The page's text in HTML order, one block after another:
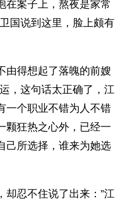
在案子上，熬夜是家常
国说到这里，脸上颇有
由得想起了落魄的前嫂
，这句话太正确了，江
一个职业不错为人不错
颗狂热之心外，已经一
己所选择，谁来为她选
却忍不住说了出来：”江